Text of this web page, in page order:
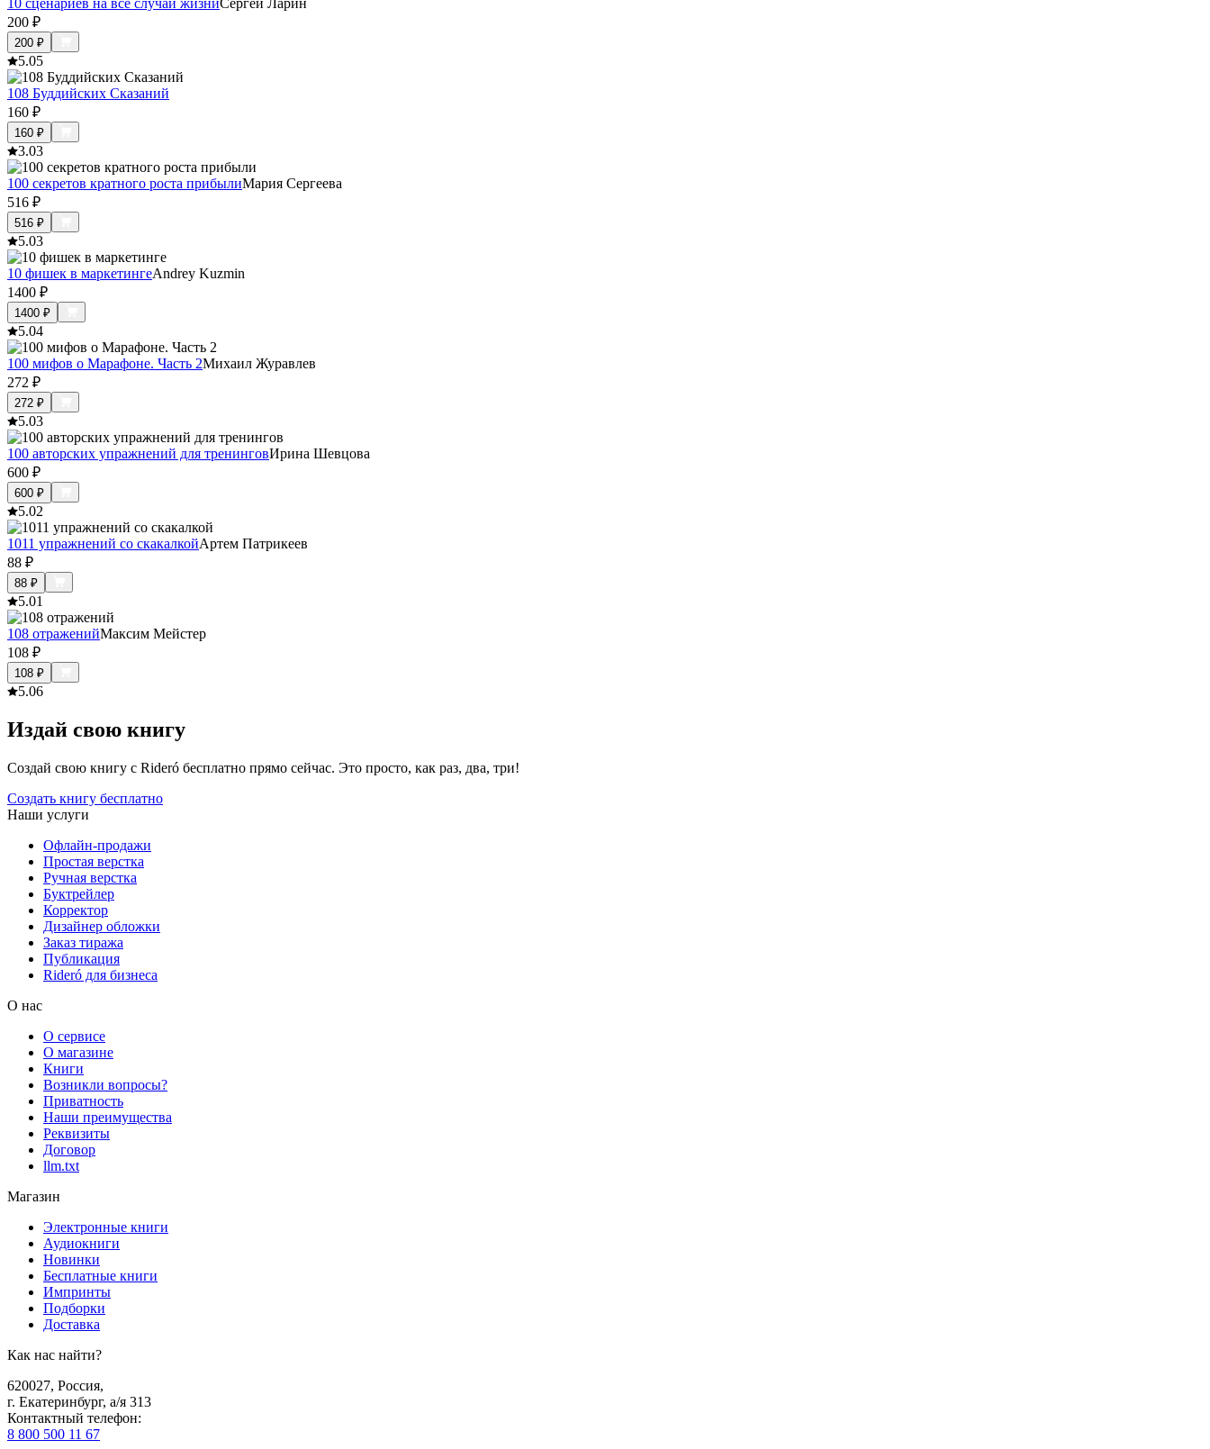
200 ₽
200 ₽
5.05
108 Буддийских Сказаний
160 ₽
160 ₽
3.03
100 секретов кратного роста прибылиМария Сергеева
516 ₽
516 ₽
5.03
10 фишек в маркетингеAndrey Kuzmin
1400 ₽
1400 ₽
5.04
100 мифов о Марафоне. Часть 2Михаил Журавлев
272 ₽
272 ₽
5.03
100 авторских упражнений для тренинговИрина Шевцова
600 ₽
600 ₽
5.02
1011 упражнений со скакалкойАртем Патрикеев
88 ₽
88 ₽
5.01
108 отраженийМаксим Мейстер
108 ₽
108 ₽
5.06
Издай свою книгу
Создай свою книгу с Rideró бесплатно прямо сейчас. Это просто, как раз, два, три!
Создать книгу бесплатно
Наши услуги
Офлайн-продажи
Простая верстка
Ручная верстка
Буктрейлер
Корректор
Дизайнер обложки
Заказ тиража
Публикация
Rideró для бизнеса
О нас
О сервисе
О магазине
Книги
Возникли вопросы?
Приватность
Наши преимущества
Реквизиты
Договор
llm.txt
Магазин
Электронные книги
Аудиокниги
Новинки
Бесплатные книги
Импринты
Подборки
Доставка
Как нас найти?
620027, Россия,
г. Екатеринбург, а/я 313
Контактный телефон:
8 800 500 11 67